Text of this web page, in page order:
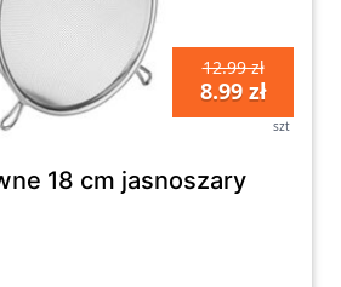
12.99 zł
8.99 zł
szt
18 cm jasnoszary